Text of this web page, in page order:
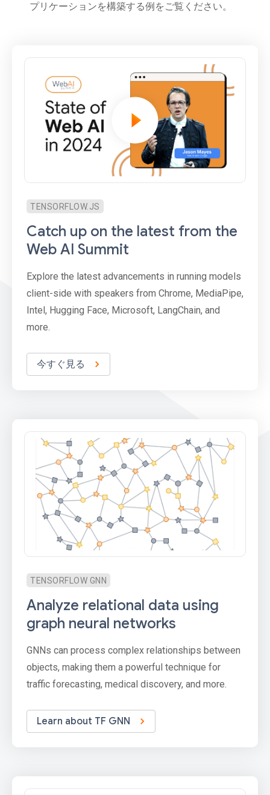
プリケーションを構築する例をご覧ください。
TENSORFLOW.JS
Catch up on the latest from the
Web AI Summit
Explore the latest advancements in running models
client-side with speakers from Chrome, MediaPipe,
Intel, Hugging Face, Microsoft, LangChain, and
more.
今すぐ見る
TENSORFLOW GNN
Analyze relational data using
graph neural networks
GNNs can process complex relationships between
objects, making them a powerful technique for
traffic forecasting, medical discovery, and more.
Learn about TF GNN